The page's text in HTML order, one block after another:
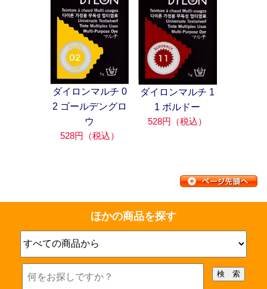
ダイロンマルチ 0
2 ゴールデングロ
ウ
528円（税込）
ダイロンマルチ 1
1 ボルドー
528円（税込）
ほかの商品を探す